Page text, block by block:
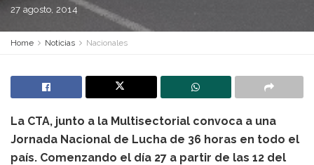
27 agosto, 2014
Home Noticias Nacionales
La CTA, junto a la Multisectorial convoca a una
Jornada Nacional de Lucha de 36 horas en todo el
país. Comenzando el día 27 a partir de las 12 del